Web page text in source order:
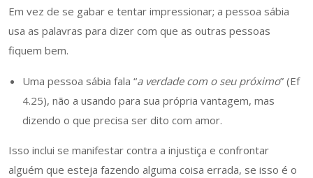
Em vez de se gabar e tentar impressionar; a pessoa sábia
usa as palavras para dizer com que as outras pessoas
fiquem bem.
Uma pessoa sábia fala “a verdade com o seu próximo” (Ef
4.25), não a usando para sua própria vantagem, mas
dizendo o que precisa ser dito com amor.
Isso inclui se manifestar contra a injustiça e confrontar
alguém que esteja fazendo alguma coisa errada, se isso é o